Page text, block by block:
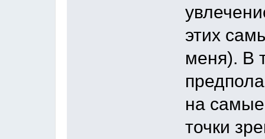
этих
меня). В
на
точки